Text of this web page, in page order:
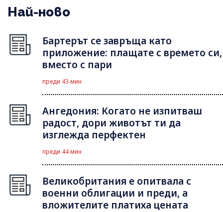
Най-ново
Бартерът се завръща като
приложение: плащате с времето си,
вместо с пари
преди 43 мин
Ангедония: Когато не изпитваш
радост, дори животът ти да
изглежда перфектен
преди 44 мин
Великобритания е опитвала с
военни облигации и преди, а
вложителите платиха цената